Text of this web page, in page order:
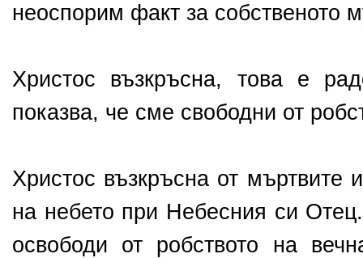
неоспорим факт за собственото
Христос възкръсна, това е
показва, че сме свободни от
Христос възкръсна от мъртвите
на небето при Небесния си
освободи от робството на